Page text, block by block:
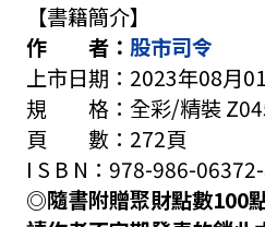
【書籍簡介】
作 者： 股市司令
上市日期：2023年08月
規 格：全彩/精裝
頁 數：272頁
I S B N：978-986-
◎隨書附贈聚財點數100